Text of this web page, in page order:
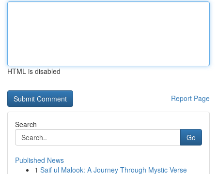
HTML is disabled
Report Page
Search
Go
Published News
1 Saif ul Malook: A Journey Through Mystic Verse